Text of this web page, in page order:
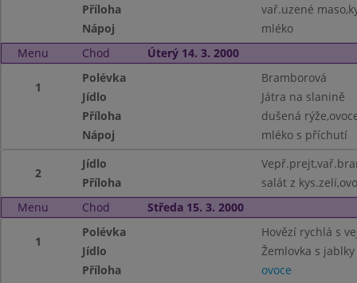
Příloha
vař.uzené
Nápoj
mléko
Menu
Chod Úterý 14. 3. 2000
1
Polévka
Bramborová
Jídlo
Játra na slanině
Příloha
dušená
Nápoj
mléko s příchutí
2
Jídlo
Příloha
salát z
Menu
Chod Středa 15. 3. 2000
1
Polévka
Hovězí rychlá s
Jídlo
Žemlovka s jablky
Příloha
ovoce